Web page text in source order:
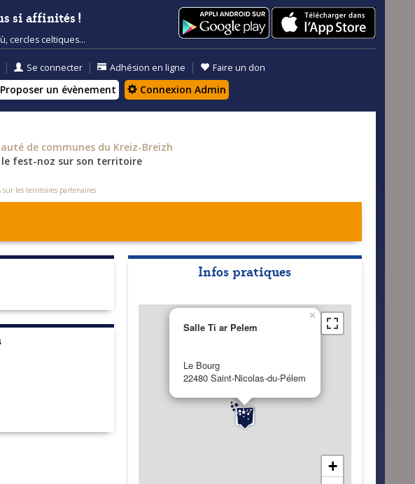
si affinités !
cercles celtiques...
| Se connecter | Adhésion en ligne | Faire un don
Proposer un évènement Connexion Admin
de communes du Kreiz-Breizh
fest-noz sur son territoire
sur les territoires partenaires
Infos pratiques
Salle Ti ar Pelem
Le Bourg
22480 Saint-Nicolas-du-Pélem
×
+